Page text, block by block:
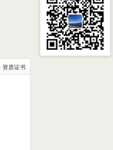
资质证书